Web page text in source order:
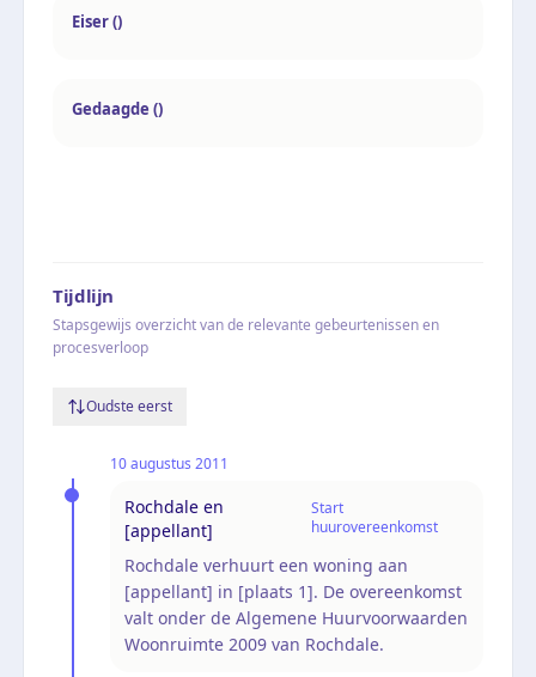
Eiser ()
Gedaagde ()
Tijdlijn
Stapsgewijs overzicht van de relevante gebeurtenissen en
procesverloop
Oudste eerst
10 augustus 2011
Rochdale en
[appellant]
Start
huurovereenkomst
Rochdale verhuurt een woning aan
[appellant] in [plaats 1]. De overeenkomst
valt onder de Algemene Huurvoorwaarden
Woonruimte 2009 van Rochdale.